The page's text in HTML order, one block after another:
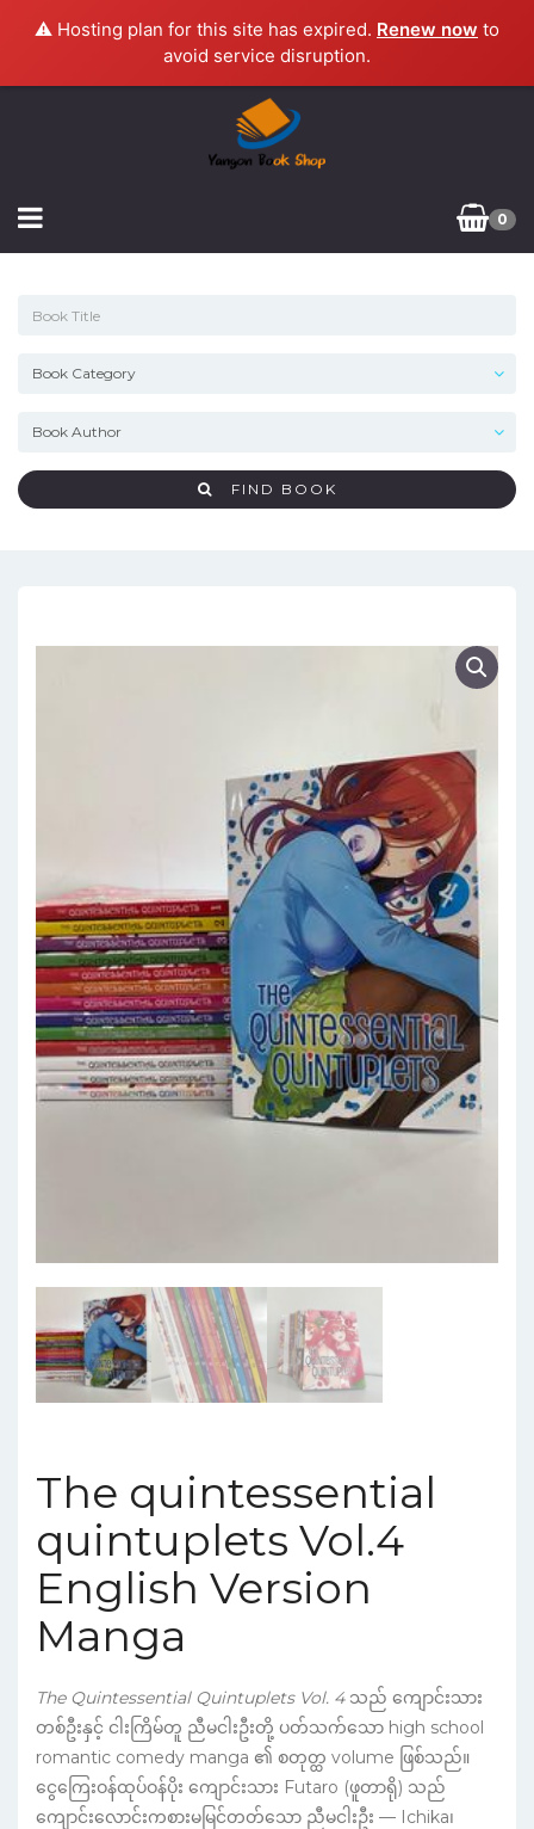
⚠️ Hosting plan for this site has expired. Renew now to
avoid service disruption.
0
FIND BOOK
The quintessential
quintuplets Vol.4
English Version
Manga
The Quintessential Quintuplets Vol. 4သည် ကျောင်းသား
တစ်ဦးနှင့် ငါးကြိမ်တူ ညီမငါးဦးတို့ ပတ်သက်သော high school
romantic comedy manga ၏ စတုတ္ထ volume ဖြစ်သည်။
ငွေကြေးဝန်ထုပ်ဝန်ပိုး ကျောင်းသား Futaro (ဖူတာရို) သည်
ကျောင်းလောင်းကစားမမြင်တတ်သော ညီမငါးဦး — Ichika၊